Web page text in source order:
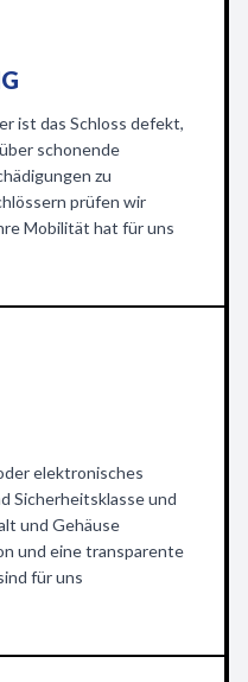
ist das Schloss defekt,
schonende
zu
prüfen wir
Mobilität hat für uns
elektronisches
Sicherheitsklasse und
und Gehäuse
und eine transparente
für uns